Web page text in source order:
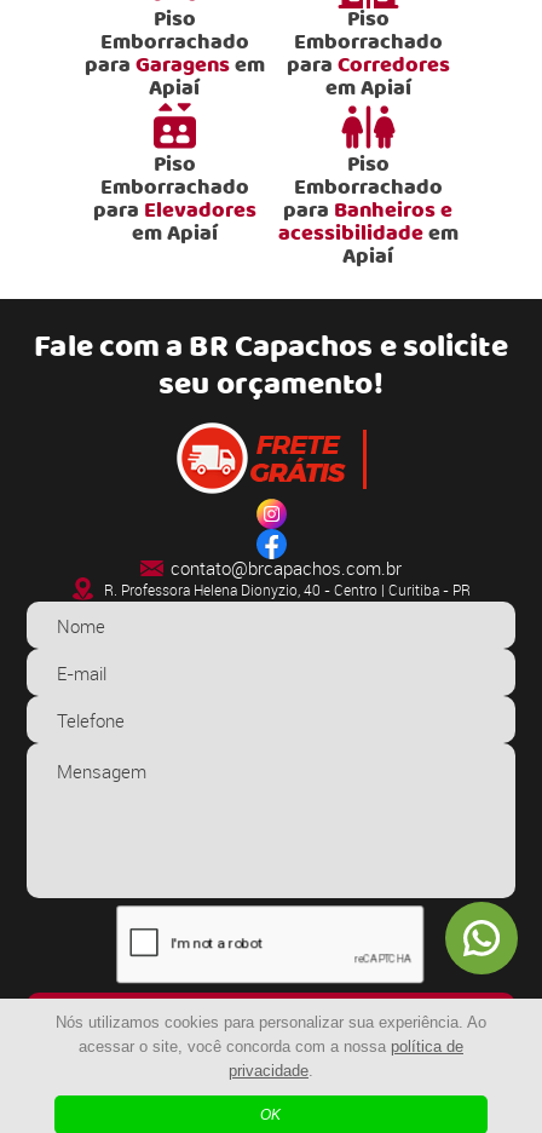
Nós utilizamos cookies para personalizar sua experiência. Ao
acessar o site, você concorda com a nossa política de
privacidade.
OK
Piso
Emborrachado
paraGaragensem
Apiaí
Piso
Emborrachado
paraCorredores
em Apiaí
Piso
Emborrachado
para Elevadores
em Apiaí
Piso
Emborrachado
para Banheiros e
acessibilidadeem
Apiaí
Fale com aBR Capachose solicite
seu orçamento!
contato@brcapachos.com.br
R. Professora Helena Dionyzio, 40 - Centro | Curitiba - PR
ENVIAR